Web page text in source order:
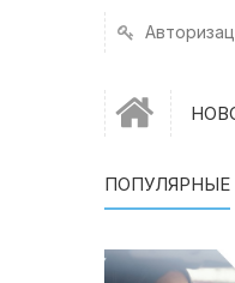
ПОПУЛЯРНЫЕ